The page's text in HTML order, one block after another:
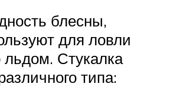
блесны,
для ловли
Стукалка
типа: